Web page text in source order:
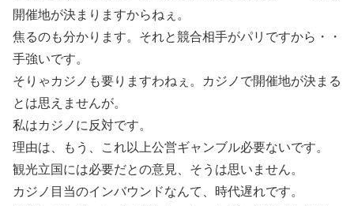
開催地が決まりますからねぇ。
焦るのも分かります。それと競合相手がパリですから・・
手強いです。
そりゃカジノも要りますわねぇ。カジノで開催地が決まる
とは思えませんが。
私はカジノに反対です。
理由は、もう、これ以上公営ギャンブル必要ないです。
観光立国には必要だとの意見、そうは思いません。
カジノ目当のインバウンドなんて、時代遅れです。